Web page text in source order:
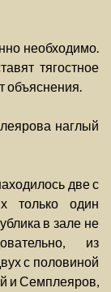
необходимо.
тягостное
объяснения.
наглый
две с
только один
в зале не
из
с половиной
и Семплеяров,